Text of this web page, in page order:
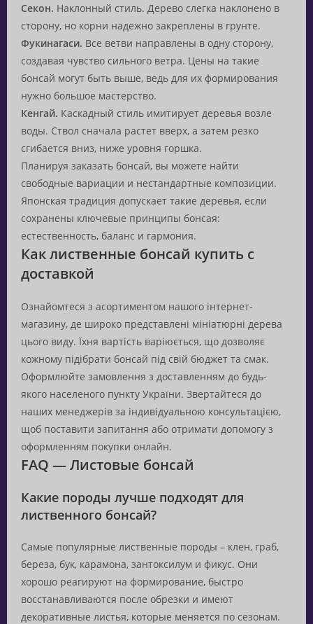
Секон. Наклонный стиль. Дерево слегка наклонено в
сторону, но корни надежно закреплены в грунте.
Фукинагаси. Все ветви направлены в одну сторону,
создавая чувство сильного ветра. Цены на такие
бонсай могут быть выше, ведь для их формирования
нужно большое мастерство.
Кенгай. Каскадный стиль имитирует деревья возле
воды. Ствол сначала растет вверх, а затем резко
сгибается вниз, ниже уровня горшка.
Планируя заказать бонсай, вы можете найти
свободные вариации и нестандартные композиции.
Японская традиция допускает такие деревья, если
сохранены ключевые принципы бонсая:
естественность, баланс и гармония.
Как лиственные бонсай купить с
доставкой
Ознайомтеся з асортиментом нашого інтернет-
магазину, де широко представлені мініатюрні дерева
цього виду. Їхня вартість варіюється, що дозволяє
кожному підібрати бонсай під свій бюджет та смак.
Оформлюйте замовлення з доставленням до будь-
якого населеного пункту України. Звертайтеся до
наших менеджерів за індивідуальною консультацією,
щоб поставити запитання або отримати допомогу з
оформленням покупки онлайн.
FAQ — Листовые бонсай
Какие породы лучше подходят для
лиственного бонсай?
Самые популярные лиственные породы – клен, граб,
береза, бук, карамона, зантоксилум и фикус. Они
хорошо реагируют на формирование, быстро
восстанавливаются после обрезки и имеют
декоративные листья, которые меняется по сезонам.